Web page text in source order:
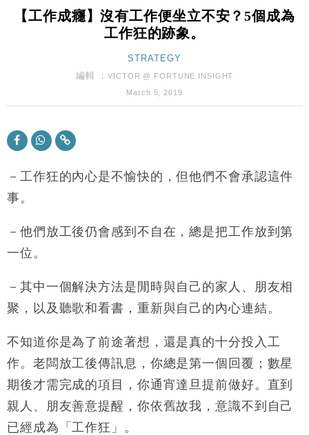
15:11
財經｜SHEIN傳最快8月中招股 估值料降至400億美
本地｜HK Express推飛行套票 兩程低至448元加2元
可多飛一程
地產｜大酒店中期轉賺2300萬元 斥21億翻新香港及
東京半島
13:12
手
11:40
10:57
財經｜美商務部擬擴大金屬關稅範圍 14類產品或加徵
17:40
最強
16:33
財經｜滙控重啟最多10億美元回購 派息比率目標維持
50%
15:11
財經｜SHEIN傳最快8月中招股 估值料降至400億美
元以下
13:49
本地｜HK Express推飛行套票 兩程低至448元加2元
可多飛一程
【工作成癮】沒有工作便坐立不安？5個成為
工作狂的跡象。
STRATEGY
編輯 ：VICTOR @ FORTUNE INSIGHT
March 5, 2019
－工作狂的內心是不愉快的，但他們不會承認這件
事。
－他們放工後仍會感到不自在，總是把工作放到第
一位。
－其中一個解決方法是閒時與自己的家人、朋友相
聚，以及聽歌和看書，重新與自己的內心連結。
不知道你是為了前途著想，還是真的十分投入工
作。老闆放工後傳訊息，你總是第一個回覆；數星
期後才需完成的項目，你通宵達旦提前做好。直到
親人、朋友善意提醒，你依舊故我，意識不到自己
已經成為「工作狂」。